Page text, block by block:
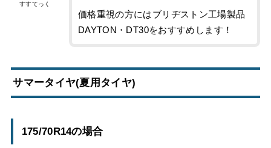
すすてっく
価格重視の方にはブリヂストン工場製品
DAYTON・DT30をおすすめします！
サマータイヤ(夏用タイヤ)
175/70R14の場合